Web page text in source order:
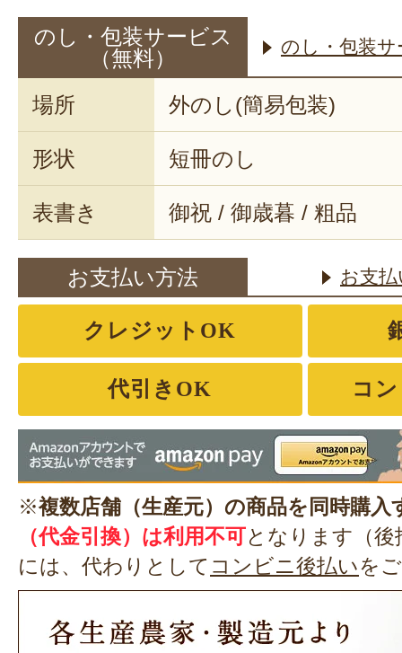
のし・包装サービス
（無料）
のし・包装
場所 外のし(簡易包装)
形状 短冊のし
表書き 御祝 / 御歳暮 / 粗品
お支払い方法 お支
クレジットOK
代引きOK コ
※複数店舗（生産元）の商品を同時購入
（代金引換）は利用不可となります（
には、代わりとして コンビニ後払いを